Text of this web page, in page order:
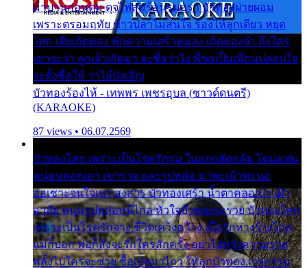
มาบานก่อนตูม ดุจไฟสุมร้อนรุมอุรา บัวทองผ่ายผอม
เพราะตรอมฤทัย ข้าวปลาไม่สนใจ ร้องไห้ลูกเดียว หยุด
โศก เสียเถิดทอง พักความเศร้าหมอง เถิดทองจ๋า ถึงใคร
เขาจะว่า ลูกเจ้าเกิดมา จะชื่อว่าไง พี่ขอเป็นเพื่อนปลอบใจ
จะตั้งชื่อให้ ว่าไอ้บังเอิญ
บัวทองร้องไห้ - เทพพร เพชรอุบล (ซาวด์ดนตรี)
(KARAOKE)
87 views • 06.07.2569
บัวทองโศก เพราะเป็นโรครักรุม ในอกกลัดกลุ้ม โดนแฟน
หนุ่มหลอกเอา เขารวย และรูปหล่อ มาพะเน้าพะนอ
ออเซาะจนใจเบา สงสาร บัวทองเศร้า น้ำตาคลอเบ้า เฝ้า
อาลัย หนุ่มรูปหล่อหนีไกล หัวใจบัวทองระรวย บัวทองโศก
เพราะเป็นโรครักจาง ชีวิตเคว้งคว้าง เมื่อรักห่างร้างไกล
แม่ก็บอก พ่อก็สั่งจะรักใครสักครั้ง อย่าไปหวังความรวย
พลั้งไปใครจะช่วย ซื้อเปลมาไกว ให้ลูกบัวทอง เวรกรรม